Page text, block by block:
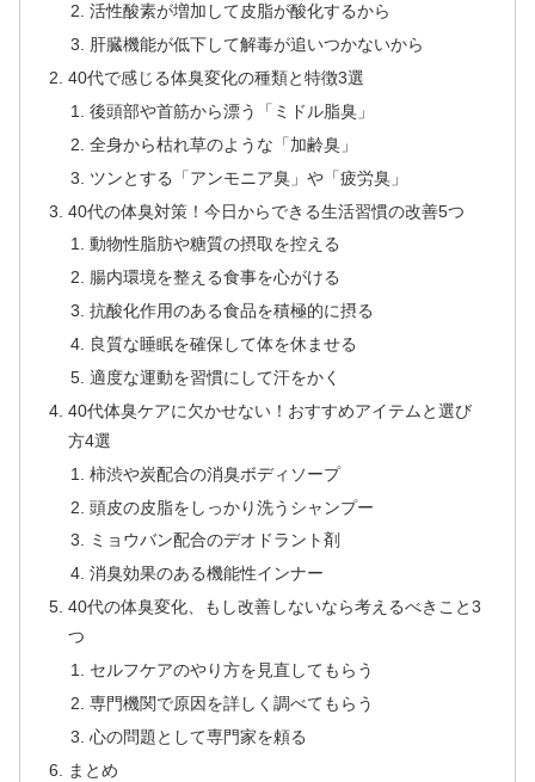
活性酸素が増加して皮脂が酸化するから
肝臓機能が低下して解毒が追いつかないから
40代で感じる体臭変化の種類と特徴3選
後頭部や首筋から漂う「ミドル脂臭」
全身から枯れ草のような「加齢臭」
ツンとする「アンモニア臭」や「疲労臭」
40代の体臭対策！今日からできる生活習慣の改善5つ
動物性脂肪や糖質の摂取を控える
腸内環境を整える食事を心がける
抗酸化作用のある食品を積極的に摂る
良質な睡眠を確保して体を休ませる
適度な運動を習慣にして汗をかく
40代体臭ケアに欠かせない！おすすめアイテムと選び
方4選
柿渋や炭配合の消臭ボディソープ
頭皮の皮脂をしっかり洗うシャンプー
ミョウバン配合のデオドラント剤
消臭効果のある機能性インナー
40代の体臭変化、もし改善しないなら考えるべきこと3
つ
セルフケアのやり方を見直してもらう
専門機関で原因を詳しく調べてもらう
心の問題として専門家を頼る
まとめ